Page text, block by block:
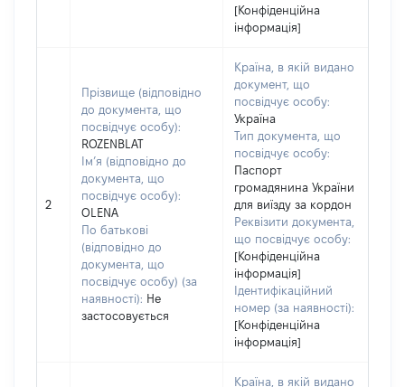
[Конфіденційна
інформація]
2
Прізвище (відповідно
до документа, що
посвідчує особу):
ROZENBLAT
Ім’я (відповідно до
документа, що
посвідчує особу):
OLENA
По батькові
(відповідно до
документа, що
посвідчує особу) (за
наявності): Не
застосовується
Країна, в якій видано
документ, що
посвідчує особу:
Україна
Тип документа, що
посвідчує особу:
Паспорт
громадянина України
для виїзду за кордон
Реквізити документа,
що посвідчує особу:
[Конфіденційна
інформація]
Ідентифікаційний
номер (за наявності):
[Конфіденційна
інформація]
Країна, в якій видано